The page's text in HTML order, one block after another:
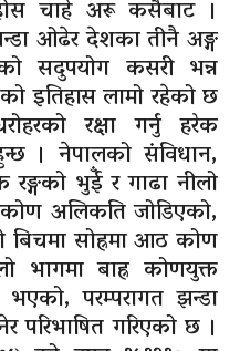
चाहे अरू कसैबाट ।
ओढेर देशका तीनै अङ्ग
सदुपयोग कसरी भन्न
इतिहास लामो रहेको छ
रक्षा गर्नु हरेक
। नेपालको संविधान,
रङ्गको भुईँ र गाढा नीलो
अलिकति जोडिएको,
बिचमा सोह्रमा आठ कोण
बाह्र कोणयुक्त
परम्परागत झन्डा
परिभाषित गरिएको छ ।